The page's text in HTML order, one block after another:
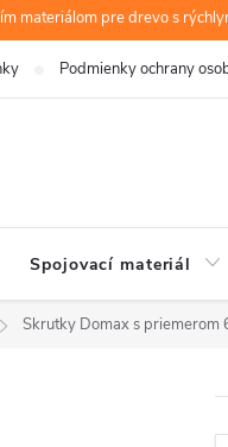
materiálom pre drevo s
Podmienky ochrany
Spojovací materiál
Skrutky Domax s priemerom